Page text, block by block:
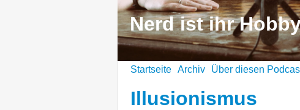
Nerd ist ihr
Startseite Archiv Über diesen
Illusionismus